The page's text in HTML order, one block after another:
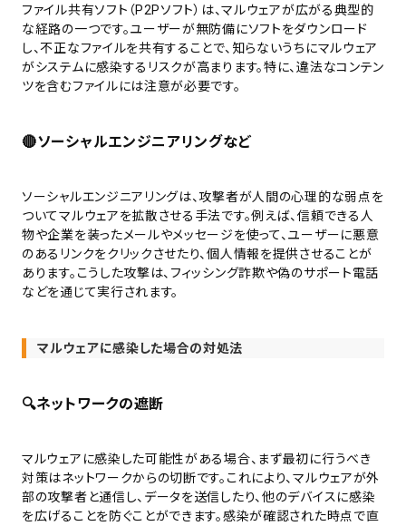
ファイル共有ソフト（P2Pソフト）は、マルウェアが広がる典型的
な経路の一つです。ユーザーが無防備にソフトをダウンロード
し、不正なファイルを共有することで、知らないうちにマルウェア
がシステムに感染するリスクが高まります。特に、違法なコンテン
ツを含むファイルには注意が必要です。
🔴ソーシャルエンジニアリングなど
ソーシャルエンジニアリングは、攻撃者が人間の心理的な弱点を
ついてマルウェアを拡散させる手法です。例えば、信頼できる人
物や企業を装ったメールやメッセージを使って、ユーザーに悪意
のあるリンクをクリックさせたり、個人情報を提供させることが
あります。こうした攻撃は、フィッシング詐欺や偽のサポート電話
などを通じて実行されます。
マルウェアに感染した場合の対処法
🔍ネットワークの遮断
マルウェアに感染した可能性がある場合、まず最初に行うべき
対策はネットワークからの切断です。これにより、マルウェアが外
部の攻撃者と通信し、データを送信したり、他のデバイスに感染
を広げることを防ぐことができます。感染が確認された時点で直